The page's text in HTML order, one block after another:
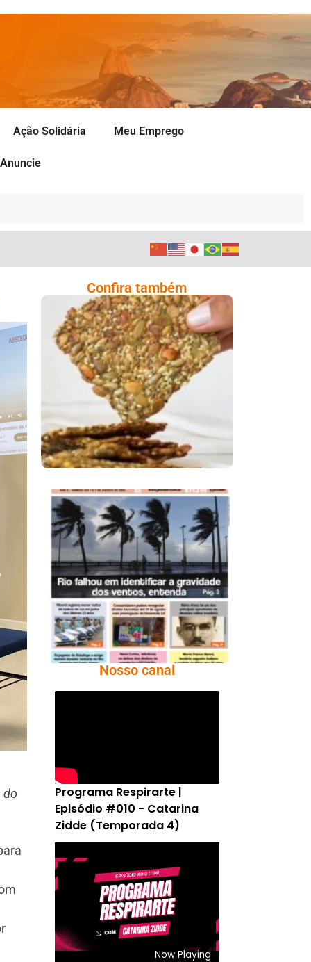
Ação Solidária Meu Emprego
Anuncie
do
Confira também
Comer Bem: Cracker
De Sementes
Ano X – Número 366
01 A 07 De Agosto De
2026
Nosso canal
Programa Respirarte |
Episódio #010 - Catarina
Zidde (Temporada 4)
Now Playing